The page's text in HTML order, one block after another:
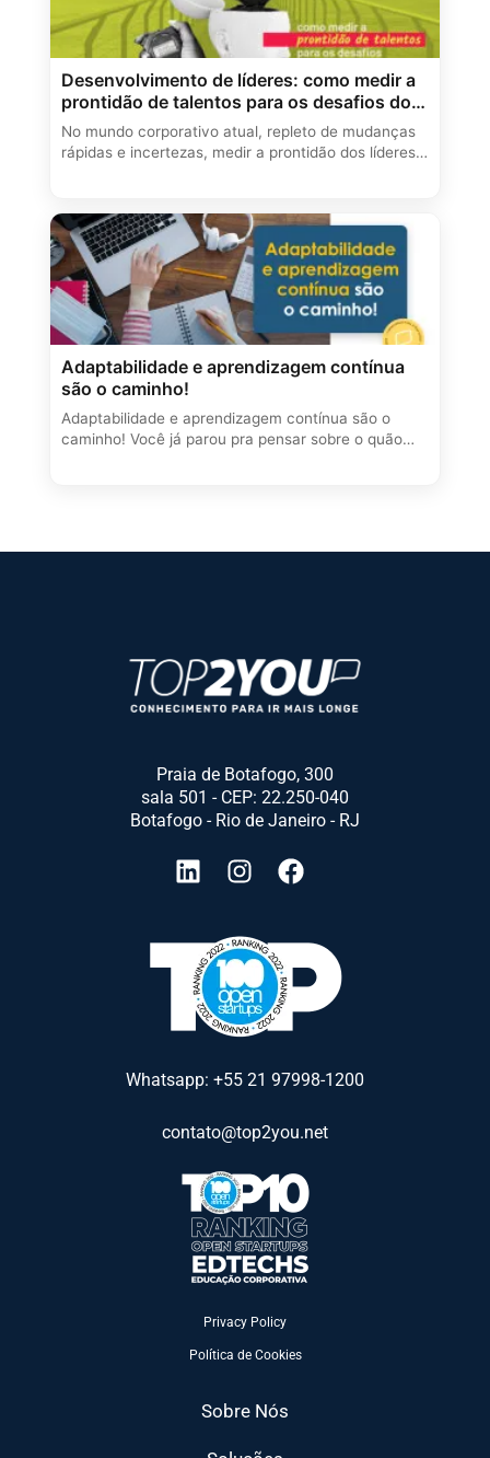
Desenvolvimento de líderes: como medir a
prontidão de talentos para os desafios do
futuro?
No mundo corporativo atual, repleto de mudanças
rápidas e incertezas, medir a prontidão dos líderes…
Adaptabilidade e aprendizagem contínua
são o caminho!
Adaptabilidade e aprendizagem contínua são o
caminho! Você já parou pra pensar sobre o quão…
Praia de Botafogo, 300
sala 501 - CEP: 22.250-040
Botafogo - Rio de Janeiro - RJ
Whatsapp: +55 21 97998-1200
contato@top2you.net
Privacy Policy
Política de Cookies
Sobre Nós